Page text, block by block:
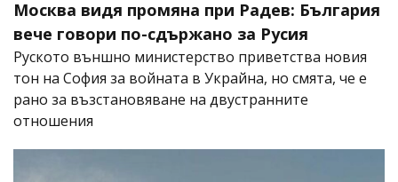
Москва видя промяна при Радев: България
вече говори по-сдържано за Русия
Руското външно министерство приветства новия
тон на София за войната в Украйна, но смята, че е
рано за възстановяване на двустранните
отношения